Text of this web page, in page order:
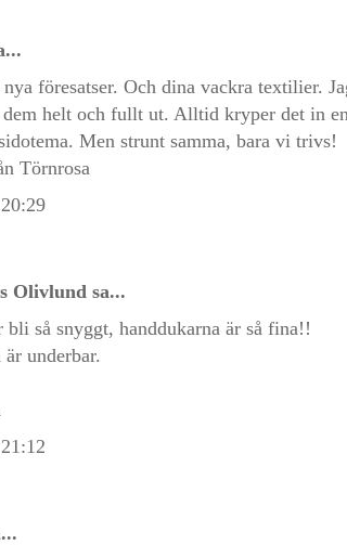
föresatser. Och dina vackra textilier.
helt och fullt ut. Alltid kryper det in
Men strunt samma, bara vi trivs!
Törnrosa
Olivlund sa...
bli så snyggt, handdukarna är så fina!!
underbar.